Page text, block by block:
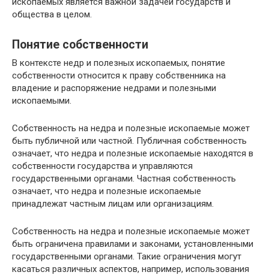
общества в целом.
Понятие собственности
В контексте недр и полезных ископаемых, понятие
собственности относится к праву собственника на
владение и распоряжение недрами и полезными
ископаемыми.
Собственность на недра и полезные ископаемые может
быть публичной или частной. Публичная собственность
означает, что недра и полезные ископаемые находятся в
собственности государства и управляются
государственными органами. Частная собственность
означает, что недра и полезные ископаемые
принадлежат частным лицам или организациям.
Собственность на недра и полезные ископаемые может
быть ограничена правилами и законами, установленными
государственными органами. Такие ограничения могут
касаться различных аспектов, например, использования